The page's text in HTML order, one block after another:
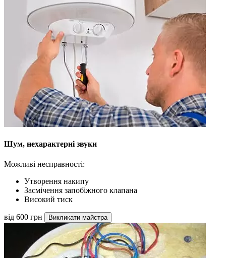
Шум, нехарактерні звуки
Можливі несправності:
Утворення накипу
Засмічення запобіжного клапана
Високий тиск
від 600 грн Викликати майстра